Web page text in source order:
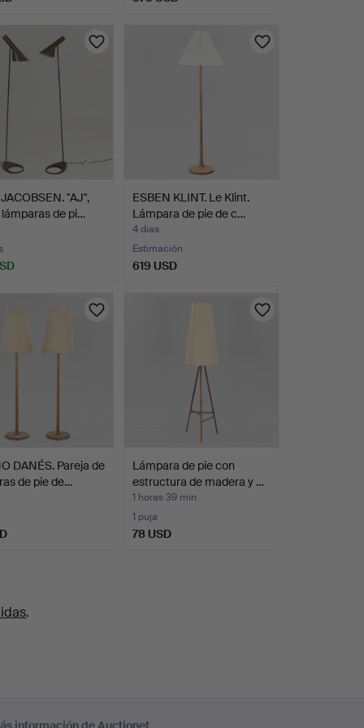
"AJ",
lámparas de pi…
ESBEN KLINT. Le Klint.
Lámpara de pie de c…
4 días
Estimación
619 USD
DANÉS. Pareja de
de pie de…
Lámpara de pie con
estructura de madera y …
1 horas 39 min
1 puja
78 USD
.